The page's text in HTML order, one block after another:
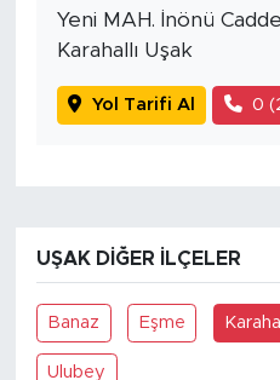
Yeni MAH. İnönü
Karahallı Uşak
Yol Tarifi Al 0
UŞAK DIĞER İLÇELER
Banaz Eşme
Ulubey